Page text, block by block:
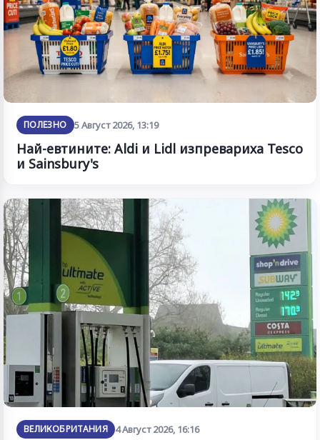
ПОЛЕЗНО 5 Август 2026, 13:19
Най-евтините: Aldi и Lidl изпревариха Tesco
и Sainsbury's
ВЕЛИКОБРИТАНИЯ 4 Август 2026, 16:16